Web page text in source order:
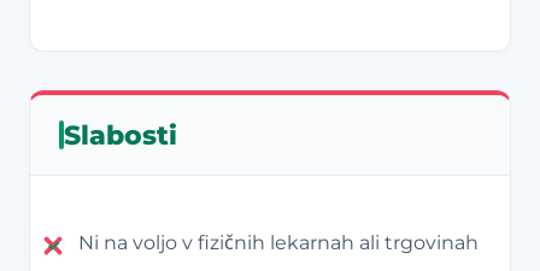
Slabosti
Ni na voljo v fizičnih lekarnah ali trgovinah